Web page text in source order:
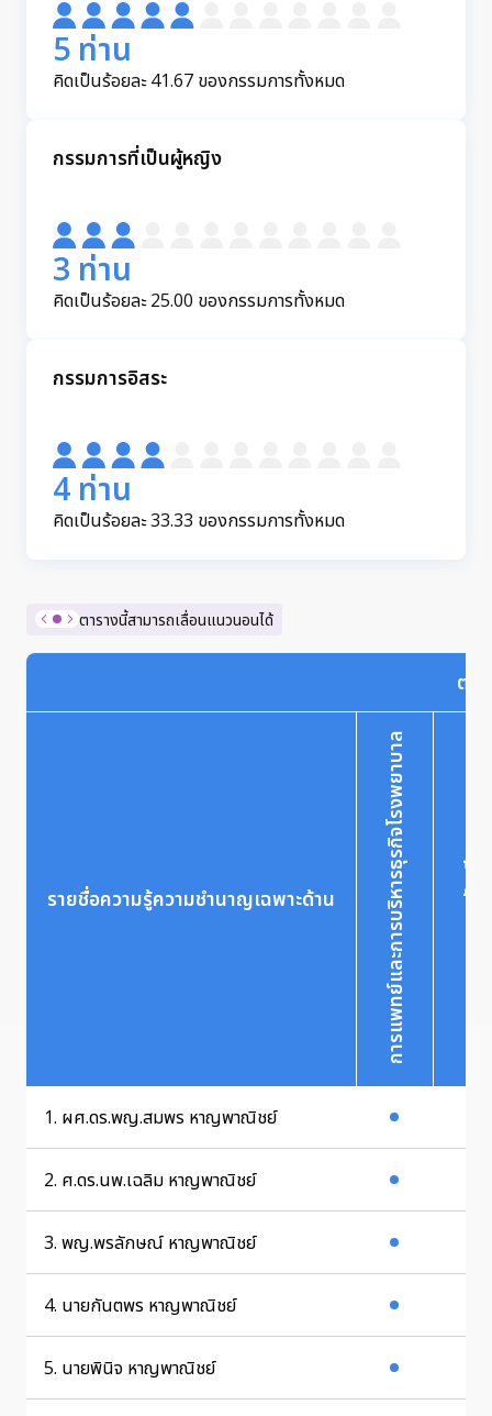
5 ท่าน
คิดเป็นร้อยละ 41.67 ของกรรมการทั้งหมด
กรรมการที่เป็นผู้หญิง
3 ท่าน
คิดเป็นร้อยละ 25.00 ของกรรมการทั้งหมด
กรรมการอิสระ
4 ท่าน
คิดเป็นร้อยละ 33.33 ของกรรมการทั้งหมด
ตารางนี้สามารถเลื่อนแนวนอนได้
ตา
รายชื่อความรู้ความชำนาญเฉพาะด้าน การแพทย์และการบริหารธุรกิจโรงพยาบาล การบัญชี
1. ผศ.ดร.พญ.สมพร หาญพาณิชย์
2. ศ.ดร.นพ.เฉลิม หาญพาณิชย์
3. พญ.พรลักษณ์ หาญพาณิชย์
4. นายกันตพร หาญพาณิชย์
5. นายพินิจ หาญพาณิชย์